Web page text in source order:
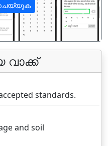
ചെയ്യുക
अगला
വാക്ക്
standards.
and soil